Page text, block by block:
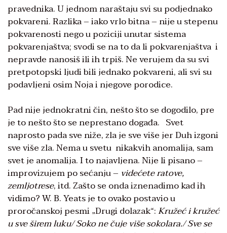
pravednika. U jednom naraštaju svi su podjednako
pokvareni. Razlika – iako vrlo bitna – nije u stepenu
pokvarenosti nego u poziciji unutar sistema
pokvarenjaštva; svodi se na to da li pokvarenjaštva i
nepravde nanosiš ili ih trpiš. Ne verujem da su svi
pretpotopski ljudi bili jednako pokvareni, ali svi su
podavljeni osim Noja i njegove porodice.
Pad nije jednokratni čin, nešto što se dogodilo, pre
je to nešto što se neprestano događa. Svet
naprosto pada sve niže, zla je sve više jer Duh izgoni
sve više zla. Nema u svetu nikakvih anomalija, sam
svet je anomalija. I to najavljena. Nije li pisano –
improvizujem po sećanju – videćete ratove,
zemljotrese, itd. Zašto se onda iznenadimo kad ih
vidimo? W. B. Yeats je to ovako postavio u
proročanskoj pesmi „Drugi dolazak“:Kružeć i kružeć
u sve širem luku/Soko ne čuje više sokolara./Sve se